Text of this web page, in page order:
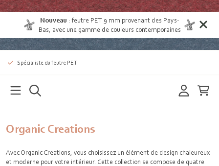
Nouveau :feutre PET 9 mm provenant des Pays-
Bas , avec une gamme de couleurs contemporaines
Spécialiste du feutre PET
Organic Creations
Avec Organic Creations, vous choisissez un élément de design chaleureux
et moderne pour votre intérieur. Cette collection se compose de quatre